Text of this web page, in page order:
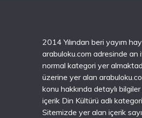
2014 Yılından beri yayım
arabuloku.com adresinde
normal kategori yer
üzerine yer alan
konu hakkında detaylı
içerik Din Kültürü adlı
Sitemizde yer alan içerik